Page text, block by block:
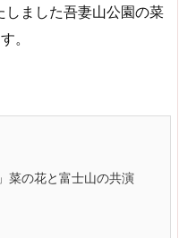
ました吾妻山公園の菜
。
菜の花と富士山の共演